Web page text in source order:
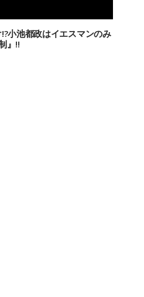
小池都政はイエスマンのみ
』!!